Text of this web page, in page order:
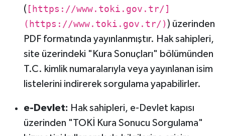
( [https://www.toki.gov.tr/]
(https://www.toki.gov.tr/) ) üzerinden
PDF formatında yayınlanmıştır. Hak sahipleri,
site üzerindeki "Kura Sonuçları" bölümünden
T.C. kimlik numaralarıyla veya yayınlanan isim
listelerini indirerek sorgulama yapabilirler.
e-Devlet: Hak sahipleri, e-Devlet kapısı
üzerinden "TOKİ Kura Sonucu Sorgulama"
Resmi İlanlar
SAĞLIK
SEYAHAT
SİYASET